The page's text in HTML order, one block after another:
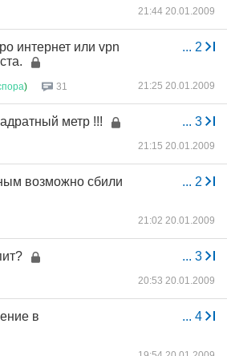
21:44 20.01.2009
... 2
интернет или vpn
) 31 21:25 20.01.2009
... 3
метр !!!
21:15 20.01.2009
... 2
возможно сбили
21:02 20.01.2009
... 3
20:53 20.01.2009
... 4
в